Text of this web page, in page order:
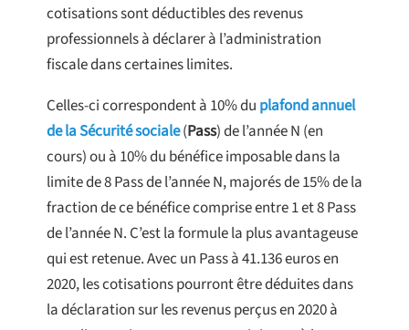
cotisations sont déductibles des revenus
professionnels à déclarer à l’administration
fiscale dans certaines limites.
Celles-ci correspondent à 10% du plafond annuel
de la Sécurité sociale(Pass) de l’année N (en
cours) ou à 10% du bénéfice imposable dans la
limite de 8 Pass de l’année N, majorés de 15% de la
fraction de ce bénéfice comprise entre 1 et 8 Pass
de l’année N. C’est la formule la plus avantageuse
qui est retenue. Avec un Pass à 41.136 euros en
2020, les cotisations pourront être déduites dans
la déclaration sur les revenus perçus en 2020 à